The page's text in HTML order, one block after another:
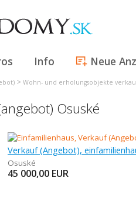
Info Neue
> Wohn- und erholungsobjekte
Osuské
Osuské
45 000,00 EUR